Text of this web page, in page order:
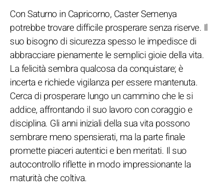
Con Saturno in Capricorno, Caster Semenya
potrebbe trovare difficile prosperare senza riserve. Il
suo bisogno di sicurezza spesso le impedisce di
abbracciare pienamente le semplici gioie della vita.
La felicità sembra qualcosa da conquistare; è
incerta e richiede vigilanza per essere mantenuta.
Cerca di prosperare lungo un cammino che le si
addice, affrontando il suo lavoro con coraggio e
disciplina. Gli anni iniziali della sua vita possono
sembrare meno spensierati, ma la parte finale
promette piaceri autentici e ben meritati. Il suo
autocontrollo riflette in modo impressionante la
maturità che coltiva.